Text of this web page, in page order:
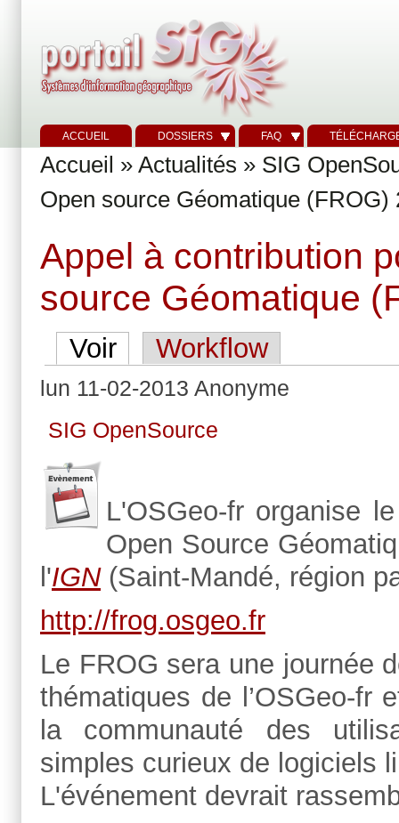
ACCUEIL DOSSIERS FAQ
Accueil » Actualités » SIG
Open source Géomatique (FROG)
Appel à contribution
source Géomatique
Voir Workflow
lun 11-02-2013 Anonyme
SIG OpenSource
L'OSGeo-fr organise
Open Source
l'IGN(Saint-Mandé, région
http://frog.osgeo.fr
Le FROG sera une journée
thématiques de l’OSGeo-fr
la communauté des
simples curieux de logiciels
L'événement devrait